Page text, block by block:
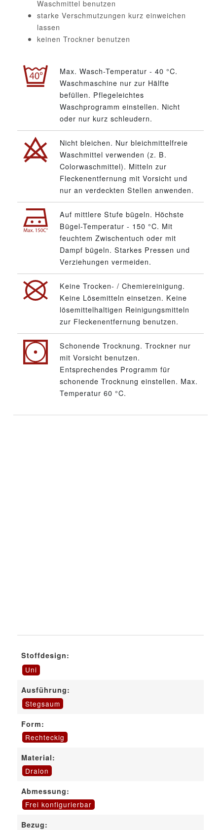
Waschmittel benutzen
starke Verschmutzungen kurz einweichen
lassen
keinen Trockner benutzen
Max. Wasch-Temperatur - 40 °C.
Waschmaschine nur zur Hälfte
befüllen. Pflegeleichtes
Waschprogramm einstellen. Nicht
oder nur kurz schleudern.
Nicht bleichen. Nur bleichmittelfreie
Waschmittel verwenden (z. B.
Colorwaschmittel). Mitteln zur
Fleckenentfernung mit Vorsicht und
nur an verdeckten Stellen anwenden.
Auf mittlere Stufe bügeln. Höchste
Bügel-Temperatur - 150 °C. Mit
feuchtem Zwischentuch oder mit
Dampf bügeln. Starkes Pressen und
Verziehungen vermeiden.
Keine Trocken- / Chemiereinigung.
Keine Lösemitteln einsetzen. Keine
lösemittelhaltigen Reinigungsmitteln
zur Fleckenentfernung benutzen.
Schonende Trocknung. Trockner nur
mit Vorsicht benutzen.
Entsprechendes Programm für
schonende Trocknung einstellen. Max.
Temperatur 60 °C.
Stoffdesign:
Uni
Ausführung:
Stegsaum
Form:
Rechteckig
Material:
Dralon
Abmessung:
Frei konfigurierbar
Bezug: